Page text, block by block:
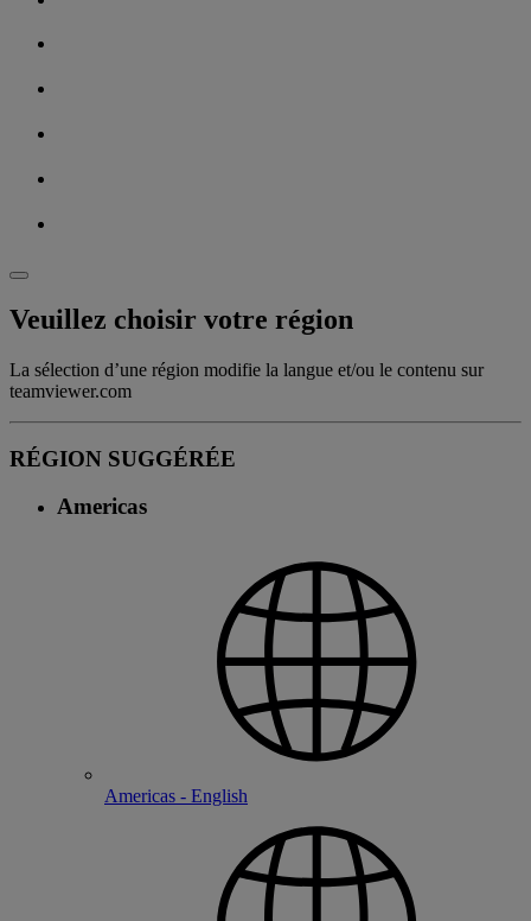
Veuillez choisir votre région
La sélection d’une région modifie la langue et/ou le contenu sur
teamviewer.com
RÉGION SUGGÉRÉE
Americas
Americas - English